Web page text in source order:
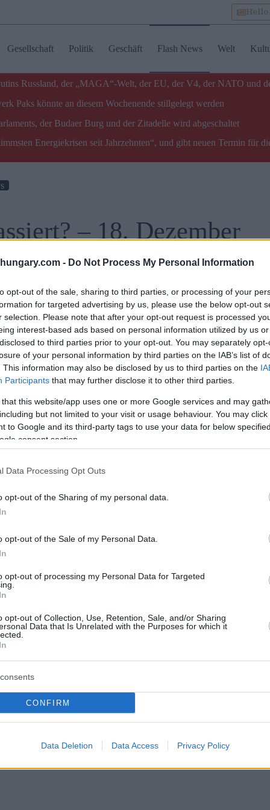
- Do Not Process My Personal Information
opt-out of the sale, sharing to third parties, or processing of your
for targeted advertising by us, please use the below opt-out
selection. Please note that after your opt-out request is processed
interest-based ads based on personal information utilized by us
to third parties prior to your opt-out. You may separately
of your personal information by third parties on the IAB’s list of
This information may also be disclosed by us to third parties on the
Participants that may further disclose it to other third parties.
that this website/app uses one or more Google services and may
but not limited to your visit or usage behaviour. You may
to Google and its third-party tags to use your data for below
consent section.
Data Processing Opt Outs
opt-out of the Sharing of my personal data.
opt-out of the Sale of my Personal Data.
opt-out of processing my Personal Data for Targeted
opt-out of Collection, Use, Retention, Sale, and/or Sharing
Data that Is Unrelated with the Purposes for which it
CONFIRM
Data Deletion Data Access Privacy Policy
Gesellschaft Politik Geschäft Flash News Welt
Russland, der „MAGA“-Welt, der EU, der V4, der NATO und
Paks könnte an diesem Wochenende stillgelegt werden
der Budaer Burg und der Zitadelle wird abgeschaltet
Energiekrisen seit Jahrzehnten“, und gibt neuen Termin für
– 18. Dezember
zu zerschlagen. – Finden Sie die Details
Medien mit einem polnischen
haben
ungarischen Präsidenten – Weitere
der ungarischen Tourismusbranche – Für die
ein Referendum in Provinzstädten. Finden Sie ihre
Finanzmarkt erobern? – Details
in Ungarn anschließen – Erfahren Sie, warum in
UN-Diplomat ausgibt – Weitere
mit 4,9% bis 2022 – Weitere Statistiken